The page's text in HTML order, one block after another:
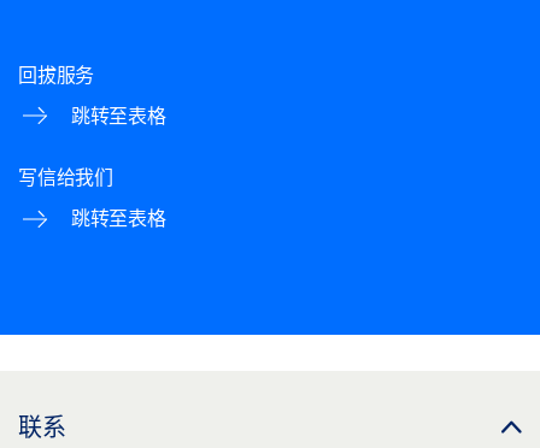
回拔服务
跳转至表格
写信给我们
跳转至表格
联系